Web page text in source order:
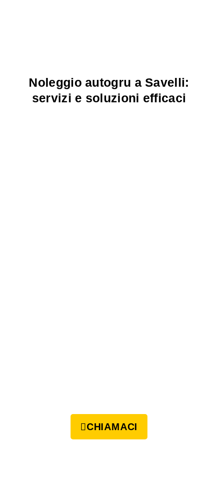
Noleggio autogru a Savelli:
servizi e soluzioni efficaci
CHIAMACI